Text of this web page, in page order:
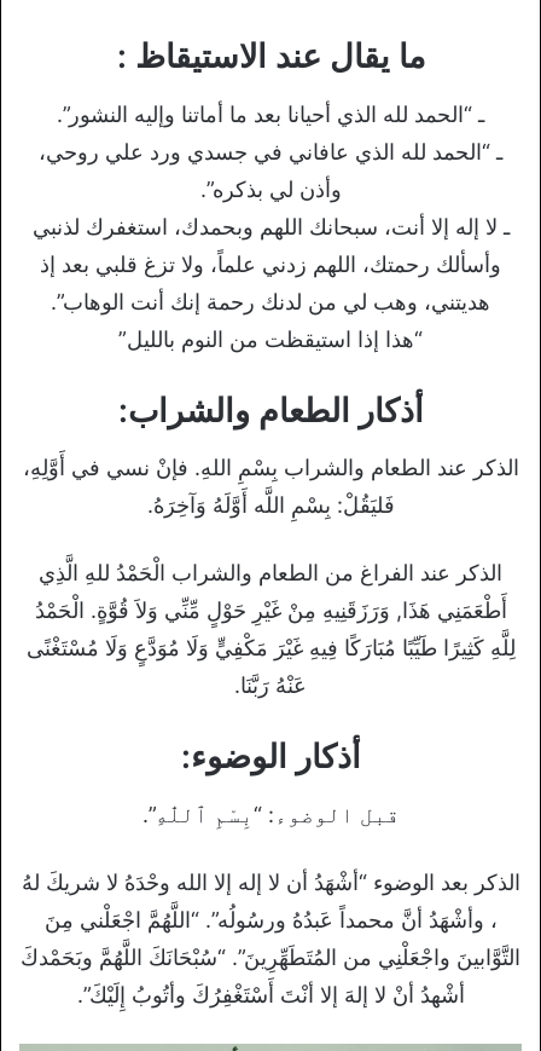
ما يقال عند الاستيقاظ :
ـ “الحمد لله الذي أحيانا بعد ما أماتنا وإليه النشور”.
ـ “الحمد لله الذي عافاني في جسدي ورد علي روحي،
وأذن لي بذكره”.
ـ لا إله إلا أنت، سبحانك اللهم وبحمدك، استغفرك لذنبي
وأسألك رحمتك، اللهم زدني علماً، ولا تزغ قلبي بعد إذ
هديتني، وهب لي من لدنك رحمة إنك أنت الوهاب”.
“هذا إذا استيقظت من النوم بالليل”
أذكار الطعام والشراب:
الذكر عند الطعام والشراب بِسْمِ اللهِ. فإنْ نسي في أَوَّلِهِ،
فَليَقُلْ: بِسْمِ اللَّه أَوَّلَهُ وَآخِرَهُ.
الذكر عند الفراغ من الطعام والشراب الْحَمْدُ للهِ الَّذِي
أَطْعَمَنِي هَذَا, وَرَزَقَنِيهِ مِنْ غَيْرِ حَوْلٍ مِّنِّي وَلاَ قُوَّةٍ. الْحَمْدُ
لِلَّهِ كَثِيرًا طَيِّبًا مُبَارَكًا فِيهِ غَيْرَ مَكْفِيٍّ وَلَا مُوَدَّعٍ وَلَا مُسْتَغْنًى
عَنْهُ رَبَّنَا.
أذكار الوضوء:
قبل الوضوء: “بِسْمِ ٱللّٰهِ”.
الذكر بعد الوضوء “أشْهَدُ أن لا إله إلا الله وحْدَهُ لا شريكَ لهُ
، وأشْهَدُ أنَّ محمداً عَبدُهُ ورسُولُه”. “اللَّهُمَّ اجْعَلْني مِنَ
التَّوَّابينَ واجْعَلْنِي من المُتَطَهِّرِينَ”. “سُبْحَانَكَ اللَّهُمَّ وبَحَمْدكَ
أشْهدُ أنْ لا إلهَ إلا أنْتَ أَسْتَغْفِرُكَ وأتُوبُ إِلَيْكَ”.